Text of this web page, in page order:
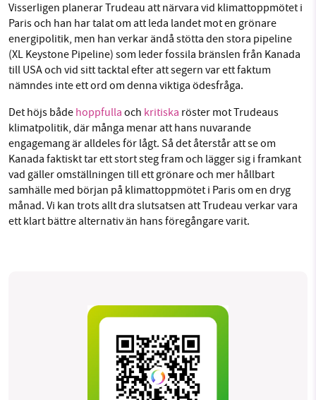
Visserligen planerar Trudeau att närvara vid klimattoppmötet i
Paris och han har talat om att leda landet mot en grönare
energipolitik, men han verkar ändå stötta den stora pipeline
(XL Keystone Pipeline) som leder fossila bränslen från Kanada
till USA och vid sitt tacktal efter att segern var ett faktum
nämndes inte ett ord om denna viktiga ödesfråga.
Det höjs både hoppfulla och kritiska röster mot Trudeaus
klimatpolitik, där många menar att hans nuvarande
engagemang är alldeles för lågt. Så det återstår att se om
Kanada faktiskt tar ett stort steg fram och lägger sig i framkant
vad gäller omställningen till ett grönare och mer hållbart
samhälle med början på klimattoppmötet i Paris om en dryg
månad. Vi kan trots allt dra slutsatsen att Trudeau verkar vara
ett klart bättre alternativ än hans föregångare varit.